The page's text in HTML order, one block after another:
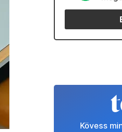
Kövess